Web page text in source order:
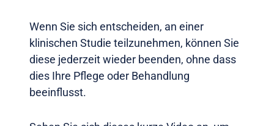
Wenn Sie sich entscheiden, an einer
klinischen Studie teilzunehmen, können Sie
diese jederzeit wieder beenden, ohne dass
dies Ihre Pflege oder Behandlung
beeinflusst.